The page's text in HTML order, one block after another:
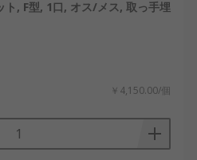
ですか?
「2ギャング」の場合
ことができます。さま
意され、両端には同軸コ
, F型, 1口, オス/メス, 取っ手埋
￥4,150.00/個